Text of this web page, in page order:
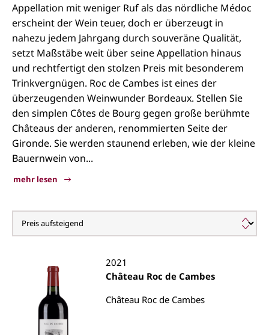
Appellation mit weniger Ruf als das nördliche Médoc
erscheint der Wein teuer, doch er überzeugt in
nahezu jedem Jahrgang durch souveräne Qualität,
setzt Maßstäbe weit über seine Appellation hinaus
und rechtfertigt den stolzen Preis mit besonderem
Trinkvergnügen. Roc de Cambes ist eines der
überzeugenden Weinwunder Bordeaux. Stellen Sie
den simplen Côtes de Bourg gegen große berühmte
Châteaus der anderen, renommierten Seite der
Gironde. Sie werden staunend erleben, wie der kleine
Bauernwein von...
mehr lesen
Roc de Cambes
2021
Château Roc de Cambes
Château Roc de Cambes